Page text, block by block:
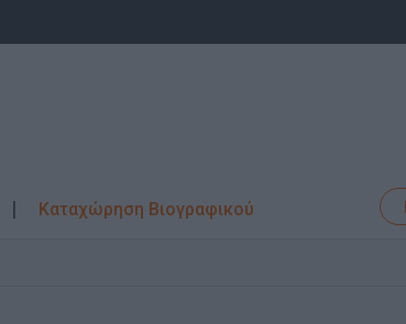
Καταχώρηση Βιογραφικού